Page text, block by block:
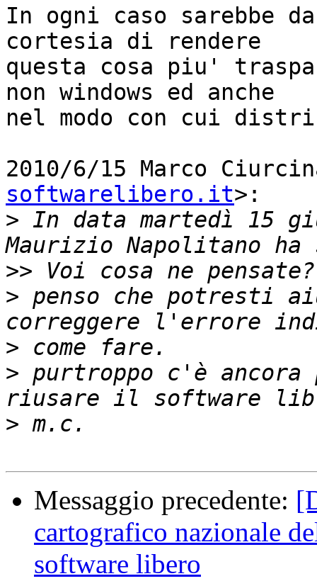
In ogni caso sarebbe
cortesia di rendere
questa cosa piu'
non windows ed anche
nel modo con cui
2010/6/15 Marco
softwarelibero.it>:
> In data martedì 15
>>
> penso che potresti
>
> purtroppo c'è ancora
>
Messaggio precedente:
cartografico nazionale
software libero